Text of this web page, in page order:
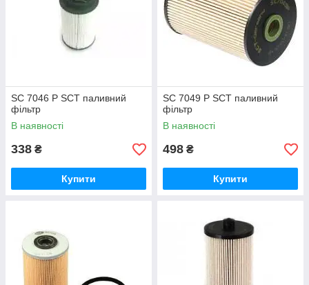
SC 7046 Р SCT паливний
фільтр
В наявності
338 ₴
Купити
SC 7049 Р SCT паливний
фільтр
В наявності
498 ₴
Купити